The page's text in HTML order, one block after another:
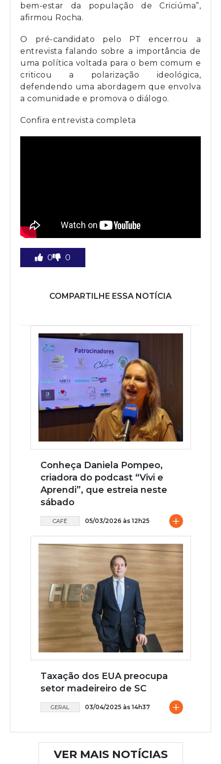
bem-estar da população de Criciúma”,
afirmou Rocha.
O pré-candidato pelo PT encerrou a
entrevista falando sobre a importância de
uma política voltada para o bem comum e
criticou a polarização ideológica,
defendendo uma abordagem que envolva
a comunidade e promova o diálogo.
Confira entrevista completa
0 0
COMPARTILHE ESSA NOTÍCIA
Conheça Daniela Pompeo,
criadora do podcast “Vivi e
Aprendi”, que estreia neste
sábado
CAFÉ 05/03/2026 às 12h25 +
Taxação dos EUA preocupa
setor madeireiro de SC
GERAL 03/04/2025 às 14h37 +
VER MAIS NOTÍCIAS